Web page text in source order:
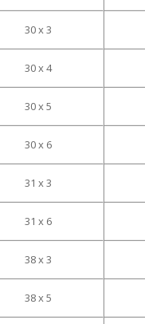
30 x 3
30 x 4
30 x 5
30 x 6
31 x 3
31 x 6
38 x 3
38 x 5